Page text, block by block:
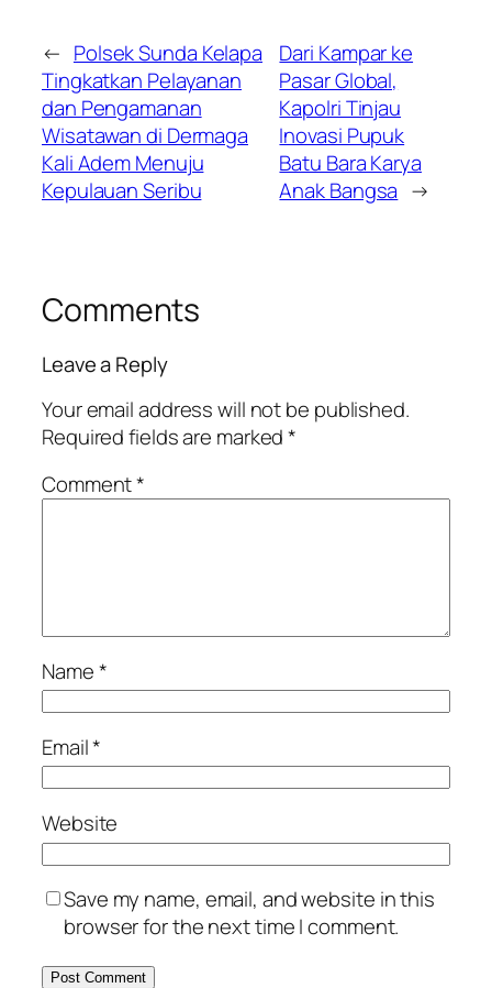
← Polsek Sunda Kelapa
Tingkatkan Pelayanan
dan Pengamanan
Wisatawan di Dermaga
Kali Adem Menuju
Kepulauan Seribu
Dari Kampar ke
Pasar Global,
Kapolri Tinjau
Inovasi Pupuk
Batu Bara Karya
Anak Bangsa →
Comments
Leave a Reply
Your email address will not be published.
Required fields are marked*
Comment*
Name*
Email*
Website
Save my name, email, and website in this
browser for the next time I comment.